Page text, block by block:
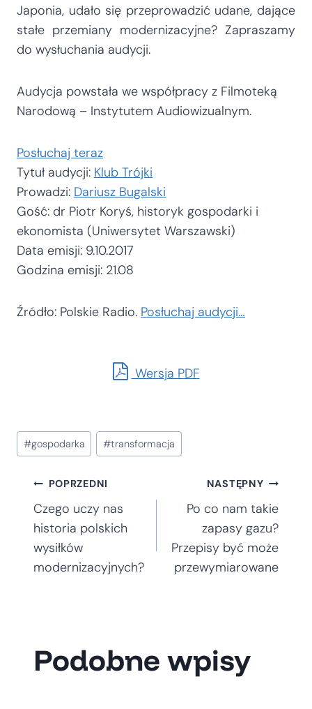
Japonia, udało się przeprowadzić udane, dające
stałe przemiany modernizacyjne? Zapraszamy
do wysłuchania audycji.
Audycja powstała we współpracy z Filmoteką
Narodową – Instytutem Audiowizualnym.
Posłuchaj teraz
Tytuł audycji: Klub Trójki
Prowadzi: Dariusz Bugalski
Gość: dr Piotr Koryś, historyk gospodarki i
ekonomista (Uniwersytet Warszawski)
Data emisji: 9.10.2017
Godzina emisji: 21.08
Źródło: Polskie Radio. Posłuchaj audycji…
Wersja PDF
Tagi
wpisu:
#gospodarka #transformacja
Nawigacja
wpisu
POPRZEDNI
Czego uczy nas
historia polskich
wysiłków
modernizacyjnych?
NASTĘPNY
Po co nam takie
zapasy gazu?
Przepisy być może
przewymiarowane
Podobne wpisy